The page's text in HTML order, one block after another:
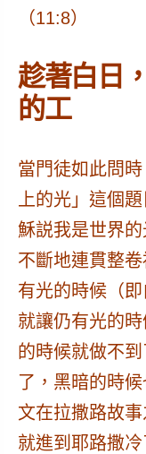
（11:8）
趁著白日
的工
當門徒如此問
上的光」 這個
穌説我是世界
不斷地連貫整
有光的時候（
就讓仍有光的
的時候就做不到
了，黑暗的時
文在拉撒路故事
就進到耶路撒冷